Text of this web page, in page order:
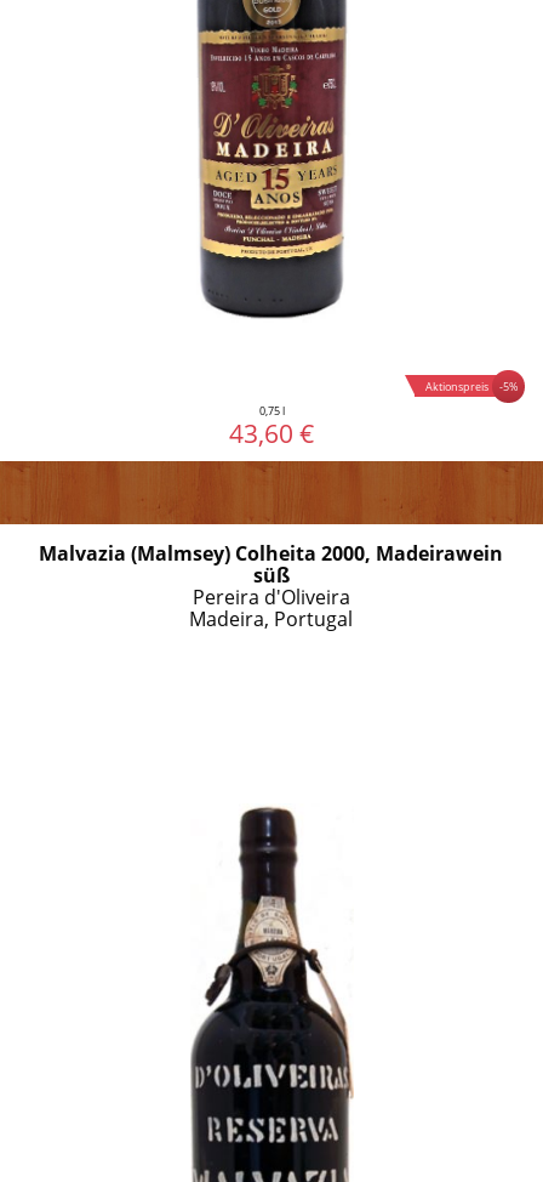
-5%
Aktionspreis
0,75 l
43,60 €
Malvazia (Malmsey) Colheita 2000, Madeirawein
süß
Pereira d'Oliveira
Madeira, Portugal